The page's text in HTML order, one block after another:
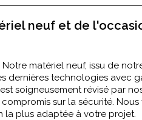
neuf et de
matériel neuf, issu de
dernières technologies avec
soigneusement révisé par
sur la sécurité.
la plus adaptée à votre projet.